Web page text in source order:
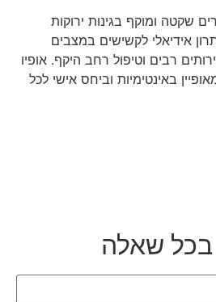
שקטה ומוקף בגינות ירוקות
אידיאלי לקשישים במצבים
רבים וטיפול רחב היקף. אופיו
באינטימיות וביחס אישי לכל
בכל שאלה